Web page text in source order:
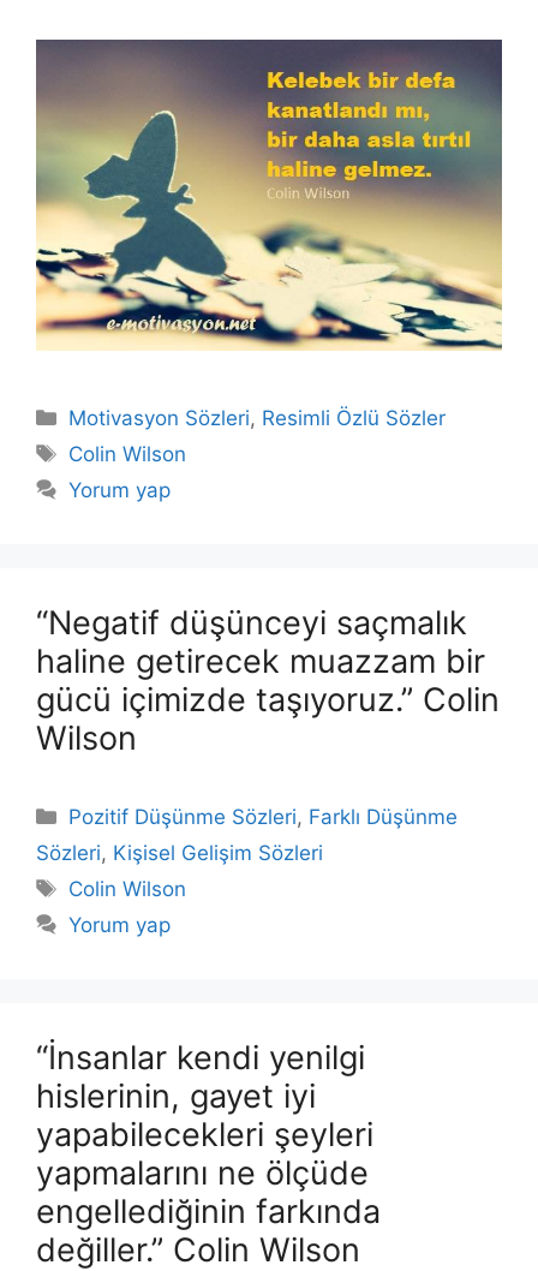
Kategoriler
Motivasyon Sözleri, Resimli Özlü Sözler
Etiketler
Colin Wilson
Yorum yap
“Negatif düşünceyi saçmalık
haline getirecek muazzam bir
gücü içimizde taşıyoruz.” Colin
Wilson
Kategoriler
Pozitif Düşünme Sözleri, Farklı Düşünme
Sözleri, Kişisel Gelişim Sözleri
Etiketler
Colin Wilson
Yorum yap
“İnsanlar kendi yenilgi
hislerinin, gayet iyi
yapabilecekleri şeyleri
yapmalarını ne ölçüde
engellediğinin farkında
değiller.” Colin Wilson